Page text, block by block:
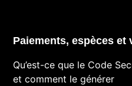
Paiements, espèces et
Qu’est-ce que le Code
et comment le générer